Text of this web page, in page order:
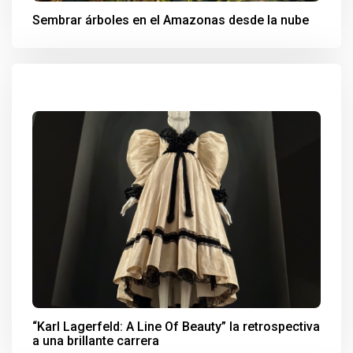
Sembrar árboles en el Amazonas desde la nube
“Karl Lagerfeld: A Line Of Beauty” la retrospectiva
a una brillante carrera